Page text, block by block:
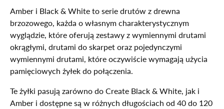
Amber i Black & White to serie drutów z drewna
brzozowego, każda o własnym charakterystycznym
wyglądzie, które oferują zestawy z wymiennymi drutami
okrągłymi, drutami do skarpet oraz pojedynczymi
wymiennymi drutami, które oczywiście wymagają użycia
pamięciowych żyłek do połączenia.
Te żyłki pasują zarówno do Create Black & White, jak i
Amber i dostępne są w różnych długościach od 40 do 120